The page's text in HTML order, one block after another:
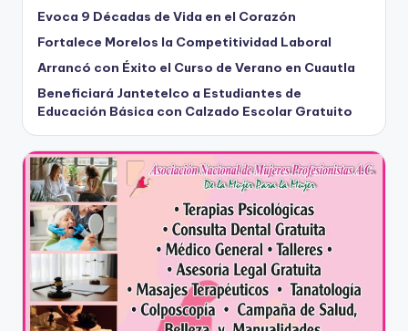
Evoca 9 Décadas de Vida en el Corazón
Fortalece Morelos la Competitividad Laboral
Arrancó con Éxito el Curso de Verano en Cuautla
Beneficiará Jantetelco a Estudiantes de
Educación Básica con Calzado Escolar Gratuito